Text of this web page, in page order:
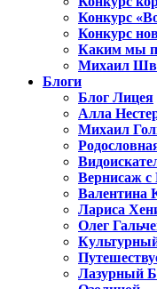
Конкурс
Конкурс
Каким мы
Михаил
Блоги
Блог Лицея
Алла
Михаил
Вернисаж
Валентина
Лариса
Олег
Лазурный